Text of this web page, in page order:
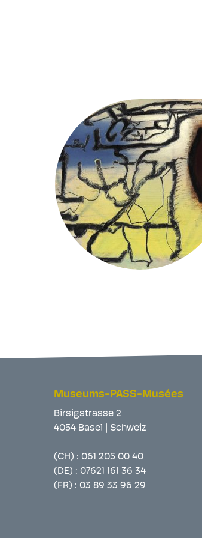
Museums-PASS-Musées
Birsigstrasse 2
4054 Basel | Schweiz
(CH) : 061 205 00 40
(DE) : 07621 161 36 34
(FR) : 03 89 33 96 29